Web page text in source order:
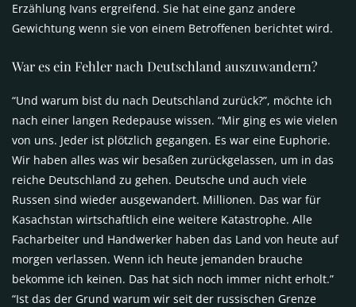
Erzählung Ivans ergreifend. Sie hat eine ganz andere
Gewichtung wenn sie von einem Betroffenen berichtet wird.
War es ein Fehler nach Deutschland auszuwandern?
“Und warum bist du nach Deutschland zurück?”, möchte ich
nach einer langen Redepause wissen. “Mir ging es wie vielen
von uns. Jeder ist plötzlich gegangen. Es war eine Euphorie.
Wir haben alles was wir besaßen zurückgelassen, um in das
reiche Deutschland zu gehen. Deutsche und auch viele
Russen sind wieder ausgewandert. Millionen. Das war für
Kasachstan wirtschaftlich eine weitere Katastrophe. Alle
Facharbeiter und Handwerker haben das Land von heute auf
morgen verlassen. Wenn ich heute jemanden brauche
bekomme ich keinen. Das hat sich noch immer nicht erholt.”
“Ist das der Grund warum wir seit der russischen Grenze